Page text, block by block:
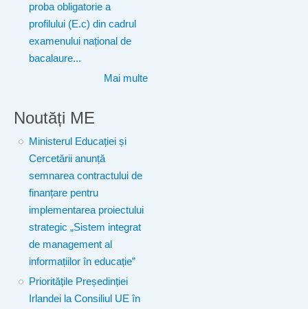
proba obligatorie a
profilului (E.c) din cadrul
examenului național de
bacalaure...
Mai multe
Noutăți ME
Ministerul Educației și
Cercetării anunță
semnarea contractului de
finanțare pentru
implementarea proiectului
strategic „Sistem integrat
de management al
informațiilor în educație”
Prioritățile Președinției
Irlandei la Consiliul UE în